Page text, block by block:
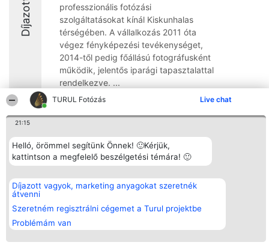
TURUL Fotózás Live chat
21:15
Helló, örömmel segítünk Önnek! 🙂Kérjük,
kattintson a megfelelő beszélgetési témára! 🙂
Díjazott vagyok, marketing anyagokat szeretnék
átvenni
Szeretném regisztrálni cégemet a Turul projektbe
Problémám van
Díjazottak
professzionális fotózási
szolgáltatásokat kínál Kiskunhalas
térségében. A vállalkozás 2011 óta
végez fényképezési tevékenységet,
2014-től pedig főállású fotográfusként
működik, jelentős iparági tapasztalattal
rendelkezve. ...
9.8
Rangsorszervező
SC Beautiful Company S.R.L.
Bulevardul Aleea Timișul De
4, Ap. 13
Bukarest 53-238
tel: +363 033 425 71
Népszavazás
Nyertesek
Az összes
listája
Szabályok
Polityka
Elérhetőség